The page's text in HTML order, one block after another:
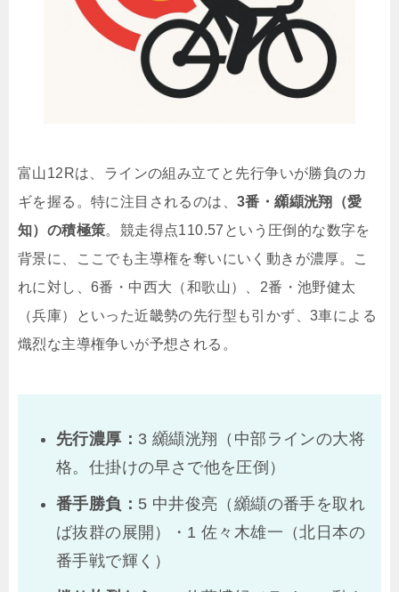
富山12Rは、ラインの組み立てと先行争いが勝負のカ
ギを握る。特に注目されるのは、 3番・纐纈洸翔（愛
知）の積極策。競走得点110.57という圧倒的な数字を
背景に、ここでも主導権を奪いにいく動きが濃厚。こ
れに対し、6番・中西大（和歌山）、2番・池野健太
（兵庫）といった近畿勢の先行型も引かず、3車による
熾烈な主導権争いが予想される。
先行濃厚： 3 纐纈洸翔（中部ラインの大将
格。仕掛けの早さで他を圧倒）
番手勝負： 5 中井俊亮（纐纈の番手を取れ
ば抜群の展開）・1 佐々木雄一（北日本の
番手戦で輝く）